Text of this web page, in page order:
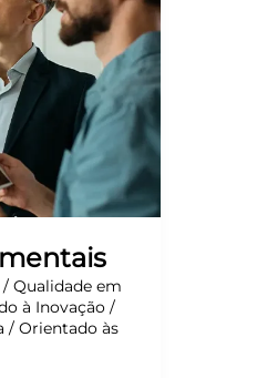
Qualidade em
à Inovação /
/ Orientado às